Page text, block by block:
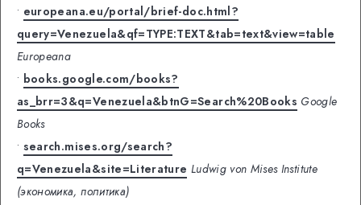
• europeana.eu/portal/brief-doc.html?
query=Venezuela&qf=TYPE:TEXT&tab=text&view=table
Europeana
• books.google.com/books?
as_brr=3&q=Venezuela&btnG=Search%20Books Google
Books
• search.mises.org/search?
q=Venezuela&site=Literature Ludwig von Mises Institute
(экономика, политика)